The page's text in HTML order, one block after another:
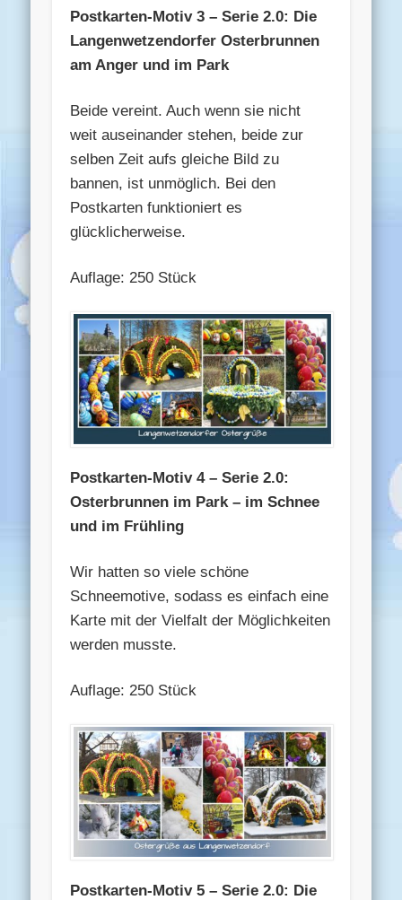
Postkarten-Motiv 3 – Serie 2.0: Die
Langenwetzendorfer Osterbrunnen
am Anger und im Park
Beide vereint. Auch wenn sie nicht
weit auseinander stehen, beide zur
selben Zeit aufs gleiche Bild zu
bannen, ist unmöglich. Bei den
Postkarten funktioniert es
glücklicherweise.
Auflage: 250 Stück
Postkarten-Motiv 4 – Serie 2.0:
Osterbrunnen im Park – im Schnee
und im Frühling
Wir hatten so viele schöne
Schneemotive, sodass es einfach eine
Karte mit der Vielfalt der Möglichkeiten
werden musste.
Auflage: 250 Stück
Postkarten-Motiv 5 – Serie 2.0: Die